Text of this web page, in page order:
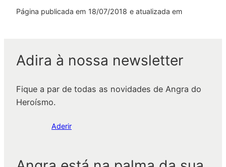
Página publicada em 18/07/2018 e atualizada em
Adira à nossa newsletter
Fique a par de todas as novidades de Angra do
Heroísmo.
Aderir